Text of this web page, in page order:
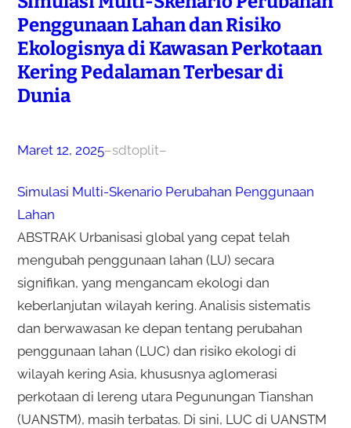
Penggunaan Lahan dan Risiko
Ekologisnya di Kawasan Perkotaan
Kering Pedalaman Terbesar di
Dunia
Maret 12, 2025–sdtoplit–
Simulasi Multi-Skenario Perubahan Penggunaan
Lahan
ABSTRAK Urbanisasi global yang cepat telah
mengubah penggunaan lahan (LU) secara
signifikan, yang mengancam ekologi dan
keberlanjutan wilayah kering. Analisis sistematis
dan berwawasan ke depan tentang perubahan
penggunaan lahan (LUC) dan risiko ekologi di
wilayah kering Asia, khususnya aglomerasi
perkotaan di lereng utara Pegunungan Tianshan
(UANSTM), masih terbatas. Di sini, LUC di UANSTM